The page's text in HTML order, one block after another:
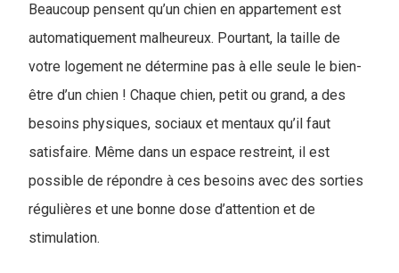
Beaucoup pensent qu’un chien en appartement est
automatiquement malheureux. Pourtant, la taille de
votre logement ne détermine pas à elle seule le bien-
être d’un chien ! Chaque chien, petit ou grand, a des
besoins physiques, sociaux et mentaux qu’il faut
satisfaire. Même dans un espace restreint, il est
possible de répondre à ces besoins avec des sorties
régulières et une bonne dose d’attention et de
stimulation.